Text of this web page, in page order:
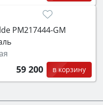
PM217444-GM
59 200 в корзину